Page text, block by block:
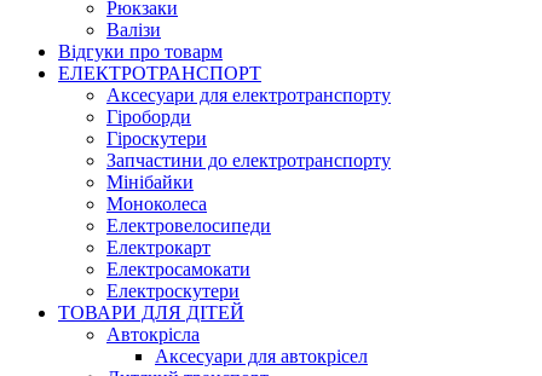
Рюкзаки
Валізи
Відгуки про товарм
ЕЛЕКТРОТРАНСПОРТ
Аксесуари для електротранспорту
Гіроборди
Гіроскутери
Запчастини до електротранспорту
Мінібайки
Моноколеса
Електровелосипеди
Електрокарт
Електросамокати
Електроскутери
ТОВАРИ ДЛЯ ДІТЕЙ
Автокрісла
Аксесуари для автокрісел